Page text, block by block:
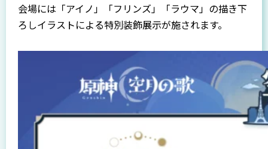
会場には「アイノ」「フリンズ」「ラウマ」の描き下
ろしイラストによる特別装飾展示が施されます。